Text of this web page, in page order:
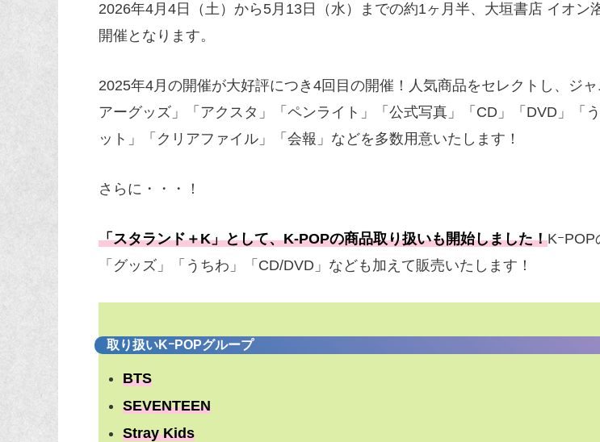
2026年4月4日（土）から5月13日（水）までの約1ヶ月半、大垣書店 イオン
開催となります。
2025年4月の開催が大好評につき4回目の開催！人気商品をセレクトし、ジ
アーグッズ」「アクスタ」「ペンライト」「公式写真」「CD」「DVD」「
ット」「クリアファイル」「会報」などを多数用意いたします！
さらに・・・！
「スタランド＋K」として、K-POPの商品取り扱いも開始しました！KｰPOP
「グッズ」「うちわ」「CD/DVD」なども加えて販売いたします！
取り扱いKｰPOPグループ
BTS
SEVENTEEN
Stray Kids